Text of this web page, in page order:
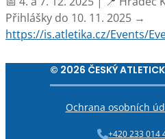
Přihlášky do 10. 11. 2025 →
https://is.atletika.cz/Events/
© 2026 ČESKÝ
Ochrana osobních
+420 233 014